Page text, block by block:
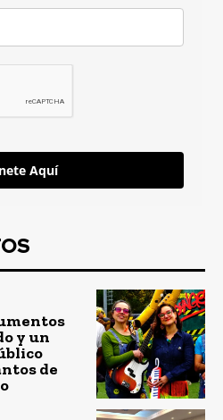
Aquí
y un
de